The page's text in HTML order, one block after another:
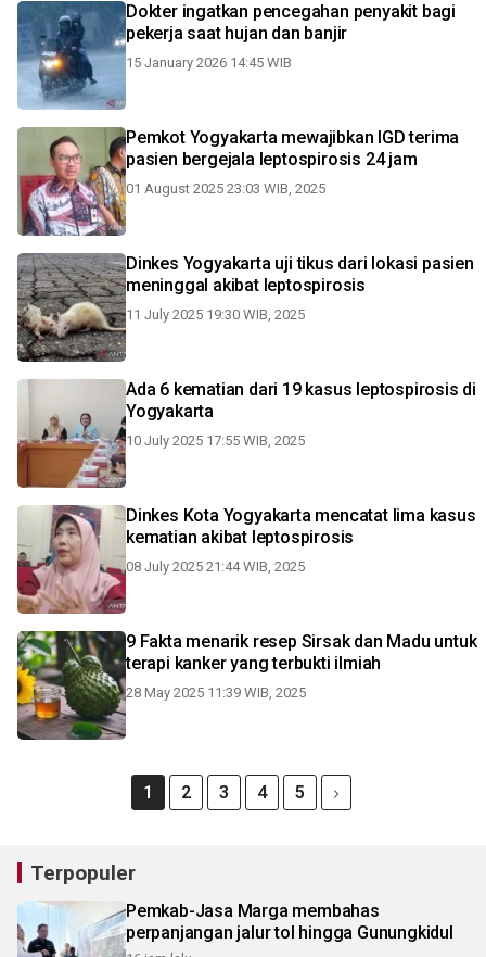
Dokter ingatkan pencegahan penyakit bagi
pekerja saat hujan dan banjir
15 January 2026 14:45 WIB
Pemkot Yogyakarta mewajibkan IGD terima
pasien bergejala leptospirosis 24 jam
01 August 2025 23:03 WIB, 2025
Dinkes Yogyakarta uji tikus dari lokasi pasien
meninggal akibat leptospirosis
11 July 2025 19:30 WIB, 2025
Ada 6 kematian dari 19 kasus leptospirosis di
Yogyakarta
10 July 2025 17:55 WIB, 2025
Dinkes Kota Yogyakarta mencatat lima kasus
kematian akibat leptospirosis
08 July 2025 21:44 WIB, 2025
9 Fakta menarik resep Sirsak dan Madu untuk
terapi kanker yang terbukti ilmiah
28 May 2025 11:39 WIB, 2025
1 2 3 4 5
Terpopuler
Pemkab-Jasa Marga membahas
perpanjangan jalur tol hingga Gunungkidul